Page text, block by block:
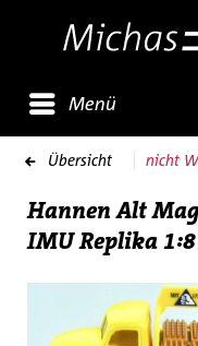
Menü
Übersicht nicht
Hannen Alt
IMU Replika